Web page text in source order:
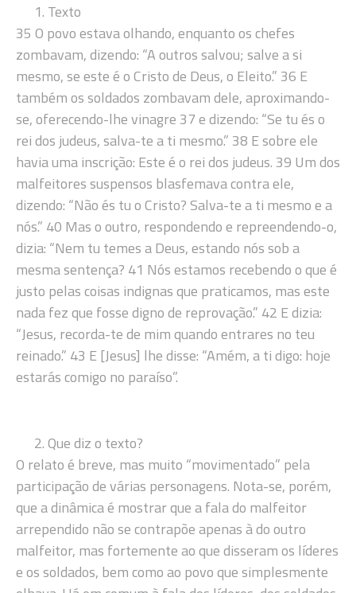
Texto
35 O povo estava olhando, enquanto os chefes
zombavam, dizendo: “A outros salvou; salve a si
mesmo, se este é o Cristo de Deus, o Eleito.” 36 E
também os soldados zombavam dele, aproximando-
se, oferecendo-lhe vinagre 37 e dizendo: “Se tu és o
rei dos judeus, salva-te a ti mesmo.” 38 E sobre ele
havia uma inscrição: Este é o rei dos judeus. 39 Um dos
malfeitores suspensos blasfemava contra ele,
dizendo: “Não és tu o Cristo? Salva-te a ti mesmo e a
nós.” 40 Mas o outro, respondendo e repreendendo-o,
dizia: “Nem tu temes a Deus, estando nós sob a
mesma sentença? 41 Nós estamos recebendo o que é
justo pelas coisas indignas que praticamos, mas este
nada fez que fosse digno de reprovação.” 42 E dizia:
“Jesus, recorda-te de mim quando entrares no teu
reinado.” 43 E [Jesus] lhe disse: “Amém, a ti digo: hoje
estarás comigo no paraíso”.
Que diz o texto?
O relato é breve, mas muito “movimentado” pela
participação de várias personagens. Nota-se, porém,
que a dinâmica é mostrar que a fala do malfeitor
arrependido não se contrapõe apenas à do outro
malfeitor, mas fortemente ao que disseram os líderes
e os soldados, bem como ao povo que simplesmente